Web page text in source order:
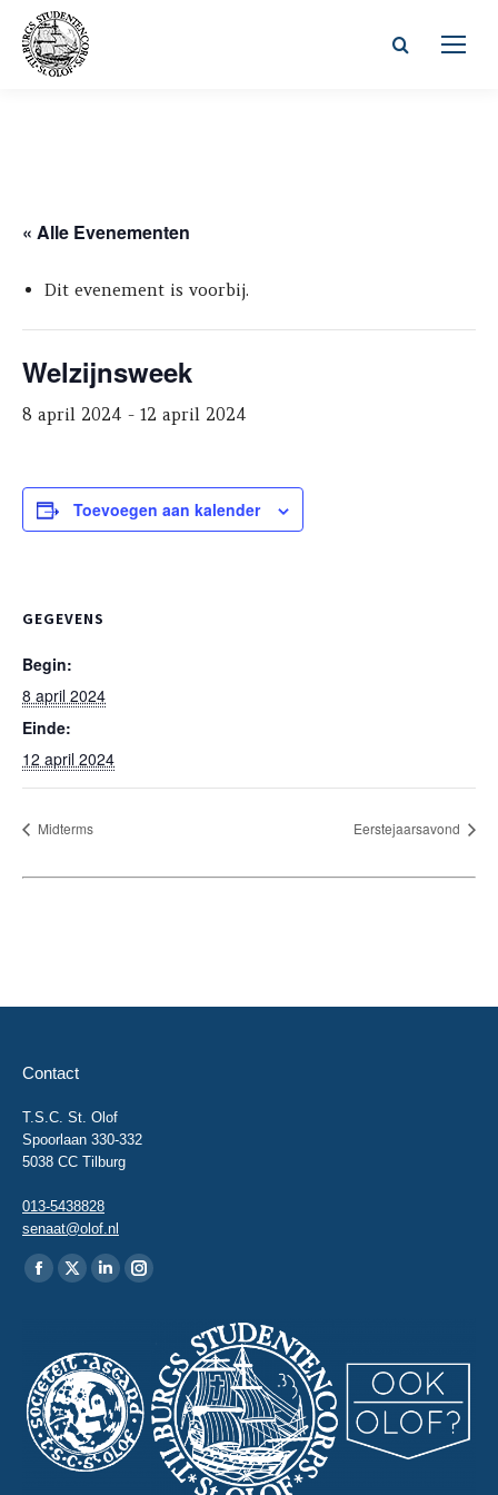
Zoeken:
« Alle Evenementen
Dit evenement is voorbij.
Welzijnsweek
8 april 2024 - 12 april 2024
Toevoegen aan kalender
GEGEVENS
Begin:
8 april 2024
Einde:
12 april 2024
Midterms Eerstejaarsavond
Contact
T.S.C. St. Olof
Spoorlaan 330-332
5038 CC Tilburg
013-5438828
senaat@olof.nl
Vind ons op:
Facebook
in
new
window
X
in
new
window
Linkedin
in
new
window
Instagram
new
window